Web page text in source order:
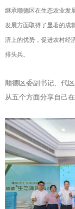
继承顺德区在生态农业发
发展方面取得了显著的成
济上的优势，促进农村经
排头兵。
顺德区委副书记、代
从五个方面分享自己